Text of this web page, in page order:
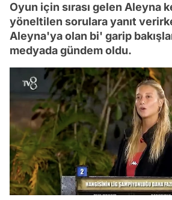
Oyun için sırası gelen Aleyna
yöneltilen sorulara yanıt
Aleyna'ya olan bi' garip
medyada gündem oldu.